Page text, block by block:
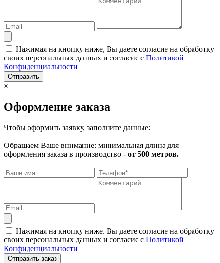
Нажимая на кнопку ниже, Вы даете согласие на обработку
своих персональных данных и согласие с Политикой
Конфиденциальности
Отправить
×
Оформление заказа
Чтобы оформить заявку, заполните данные:
Обращаем Ваше внимание: минимальная длина для
оформления заказа в производство - от 500 метров.
Нажимая на кнопку ниже, Вы даете согласие на обработку
своих персональных данных и согласие с Политикой
Конфиденциальности
Отправить заказ